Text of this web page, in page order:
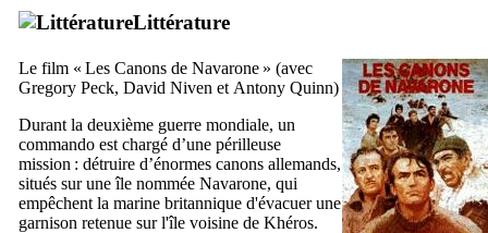
Littérature
Le film « Les Canons de Navarone » (avec
Gregory Peck, David Niven et Antony Quinn)
Durant la deuxième guerre mondiale, un
commando est chargé d’une périlleuse
mission : détruire d’énormes canons allemands,
situés sur une île nommée Navarone, qui
empêchent la marine britannique d'évacuer une
garnison retenue sur l'île voisine de Khéros.